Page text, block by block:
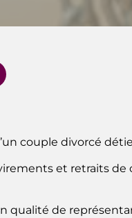
couple divorcé
et retraits
qualité de